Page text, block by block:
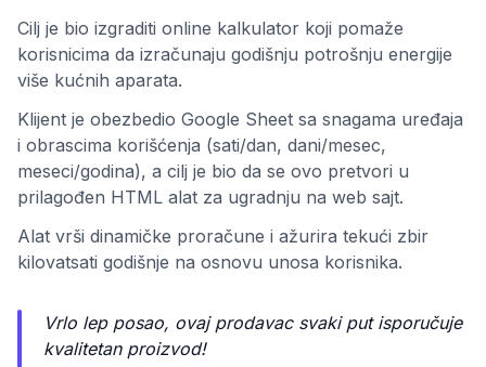
Cilj je bio izgraditi online kalkulator koji pomaže
korisnicima da izračunaju godišnju potrošnju energije
više kućnih aparata.
Klijent je obezbedio Google Sheet sa snagama uređaja
i obrascima korišćenja (sati/dan, dani/mesec,
meseci/godina), a cilj je bio da se ovo pretvori u
prilagođen HTML alat za ugradnju na web sajt.
Alat vrši dinamičke proračune i ažurira tekući zbir
kilovatsati godišnje na osnovu unosa korisnika.
Vrlo lep posao, ovaj prodavac svaki put isporučuje
kvalitetan proizvod!